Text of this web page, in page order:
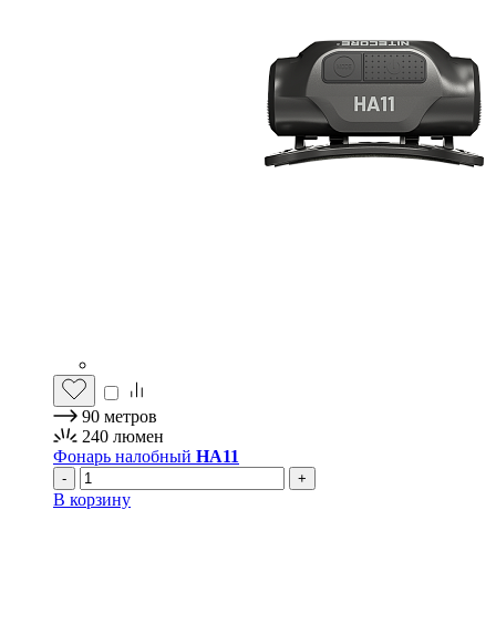
90 метров
240 люмен
Фонарь налобный HA11
- +
В корзину